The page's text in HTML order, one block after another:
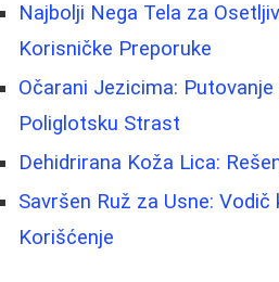
Najbolji Nega Tela za
Korisničke Preporuke
Očarani Jezicima:
Poliglotsku Strast
Dehidrirana Koža Lica:
Savršen Ruž za Usne: Vodič
Korišćenje